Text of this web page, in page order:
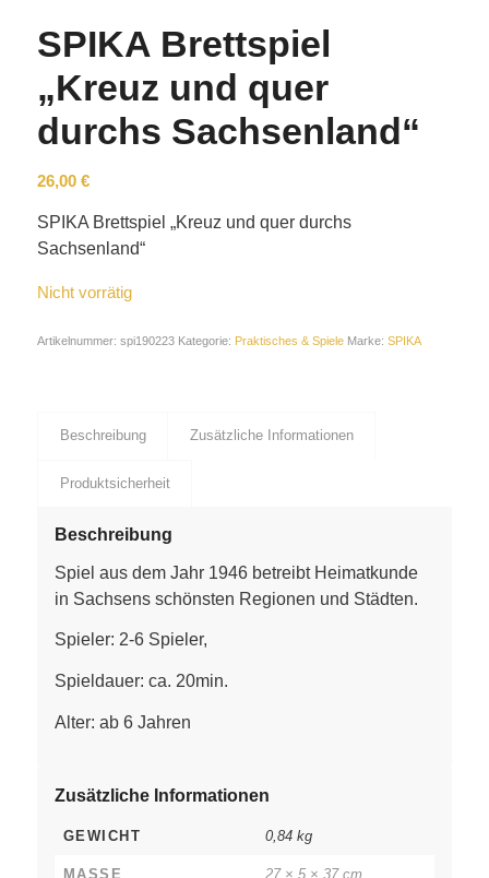
SPIKA Brettspiel
„Kreuz und quer
durchs Sachsenland“
26,00 €
SPIKA Brettspiel „Kreuz und quer durchs
Sachsenland“
Nicht vorrätig
Artikelnummer: spi190223 Kategorie: Praktisches & Spiele Marke: SPIKA
Beschreibung Zusätzliche Informationen
Produktsicherheit
Beschreibung
Spiel aus dem Jahr 1946 betreibt Heimatkunde
in Sachsens schönsten Regionen und Städten.
Spieler: 2-6 Spieler,
Spieldauer: ca. 20min.
Alter: ab 6 Jahren
Zusätzliche Informationen
GEWICHT 0,84 kg
MASSE 27 × 5 × 37 cm